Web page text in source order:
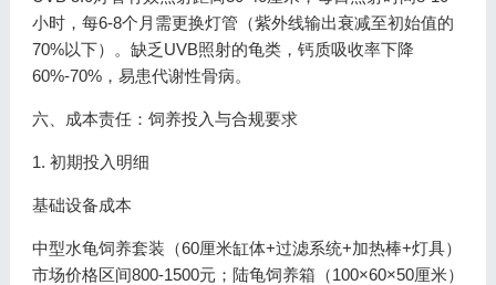
小时，每6-8个月需更换灯管（紫外线输出衰减至初始值的
70%以下）。缺乏UVB照射的龟类，钙质吸收率下降
60%-70%，易患代谢性骨病。
六、成本责任：饲养投入与合规要求
1. 初期投入明细
基础设备成本
中型水龟饲养套装（60厘米缸体+过滤系统+加热棒+灯具）
市场价格区间800-1500元；陆龟饲养箱（100×60×50厘米）